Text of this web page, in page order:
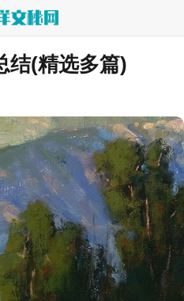
> 工作总结
结(精选多篇)